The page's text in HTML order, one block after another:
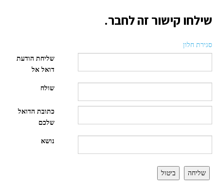
שילחו קישור זה לחבר.
סגירת חלון
שליחת הודעת
דואל אל
שולח
כתובת הדואל
שלכם
נושא
שליחה ביטול